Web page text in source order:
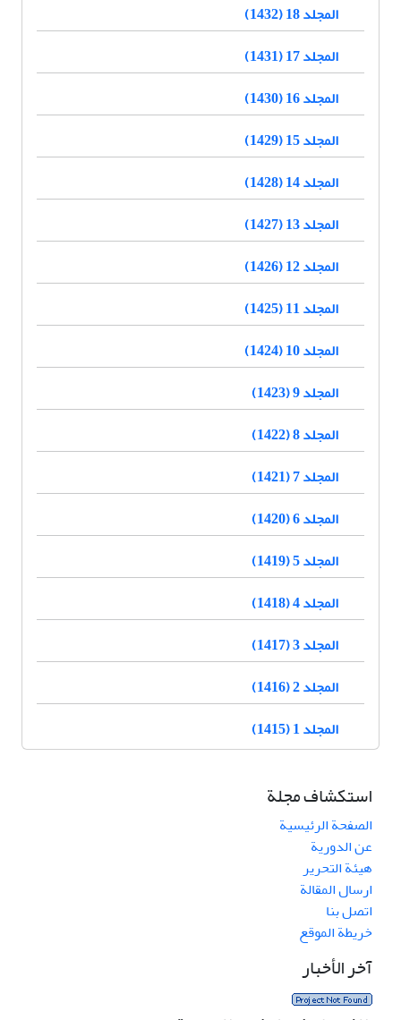
المجلد 18 (1432)
المجلد 17 (1431)
المجلد 16 (1430)
المجلد 15 (1429)
المجلد 14 (1428)
المجلد 13 (1427)
المجلد 12 (1426)
المجلد 11 (1425)
المجلد 10 (1424)
المجلد 9 (1423)
المجلد 8 (1422)
المجلد 7 (1421)
المجلد 6 (1420)
المجلد 5 (1419)
المجلد 4 (1418)
المجلد 3 (1417)
المجلد 2 (1416)
المجلد 1 (1415)
استكشاف مجلة
الصفحة الرئيسية
عن الدورية
هيئة التحرير
ارسال المقالة
اتصل بنا
خريطة الموقع
آخر الأخبار